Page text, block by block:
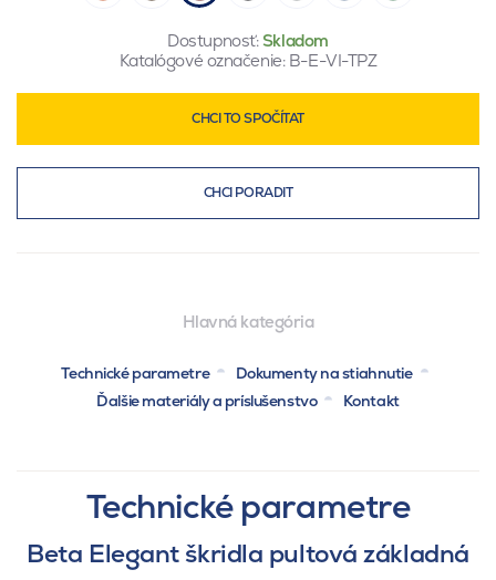
Dostupnosť:Skladom
Katalógové označenie: B-E-VI-TPZ
CHCI TO SPOČÍTAT
CHCI PORADIT
Hlavná kategória
Technické parametre
Dokumenty na stiahnutie
Ďalšie materiály a príslušenstvo
Kontakt
Technické parametre
Beta Elegant škridla pultová základná